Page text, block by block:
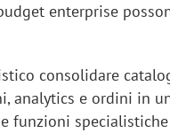
enterprise
consolidare
analytics e ordini in
funzioni